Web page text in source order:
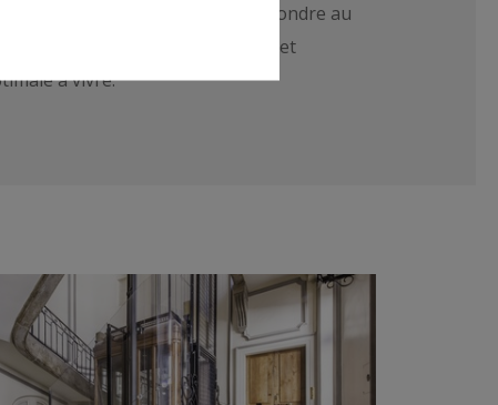
d’être bien localisées et de répondre au
dans les finitions, esthétisme et
à vivre.